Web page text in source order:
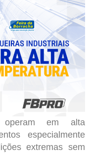
operam em alta
especialmente
extremas sem